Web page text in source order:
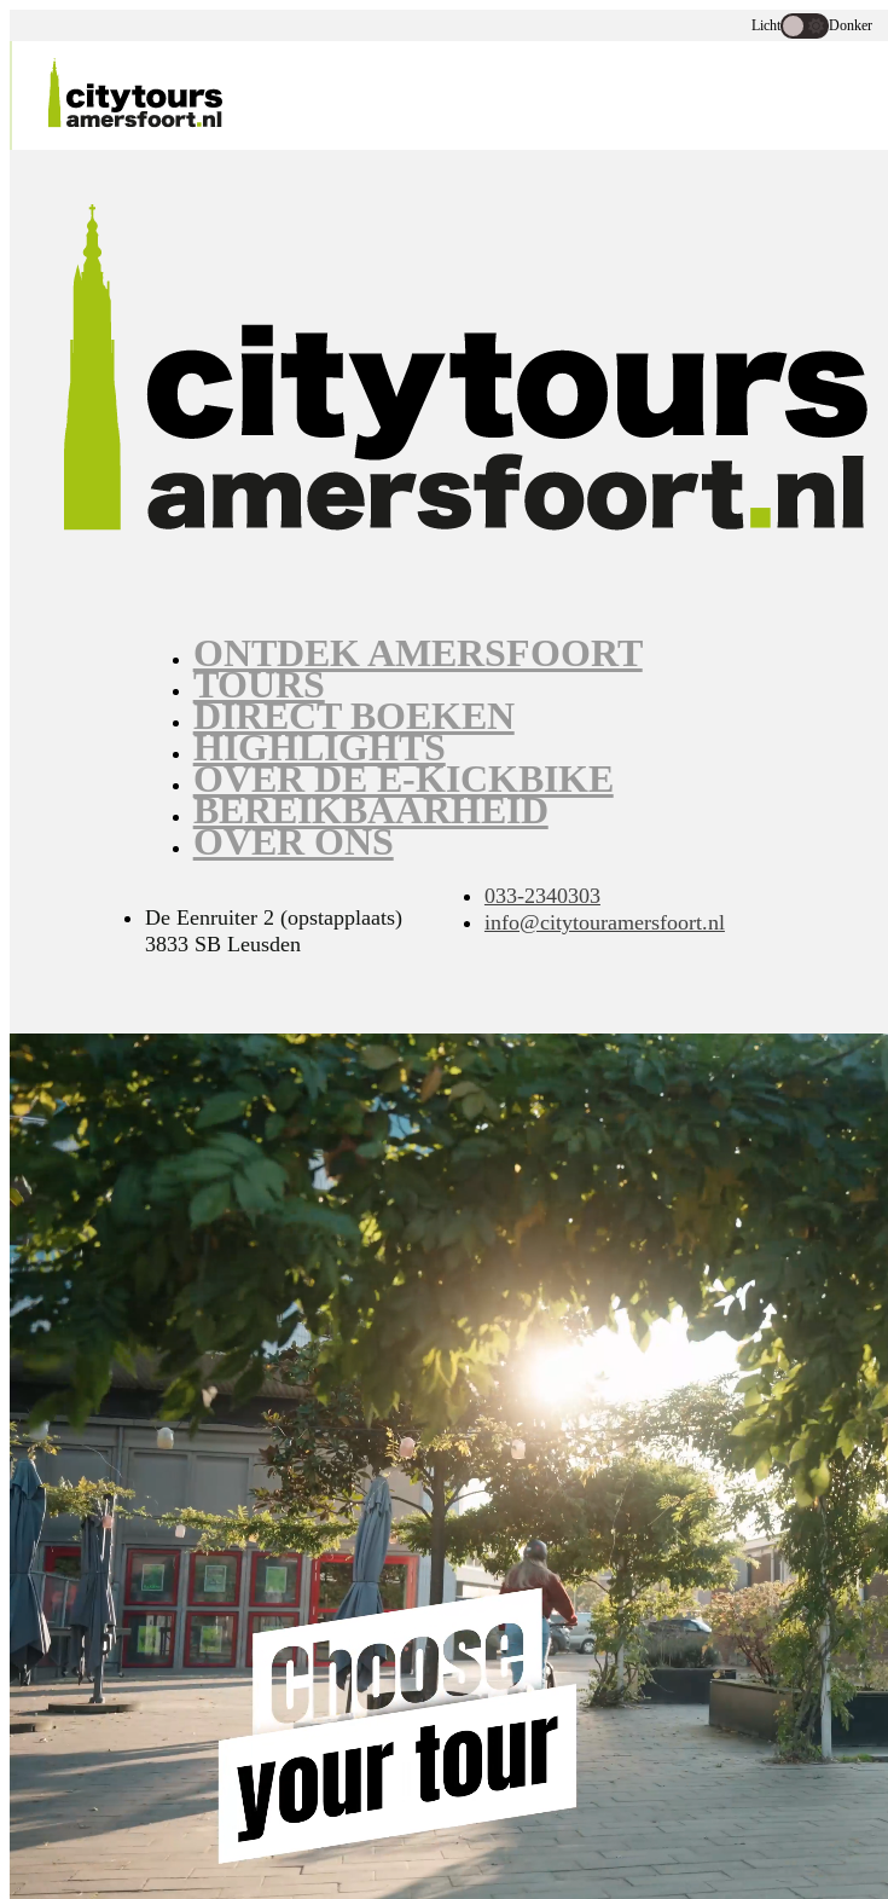
Licht Donker
ONTDEK AMERSFOORT
TOURS
DIRECT BOEKEN
HIGHLIGHTS
OVER DE E-KICKBIKE
BEREIKBAARHEID
OVER ONS
De Eenruiter 2 (opstapplaats)
3833 SB Leusden
033-2340303
info@citytouramersfoort.nl